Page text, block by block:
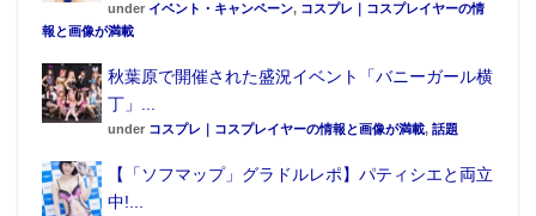
under イベント・キャンペーン, コスプレ｜コスプレイヤーの情
報と画像が満載
秋葉原で開催された盛況イベント「バニーガール横
丁」...
under コスプレ｜コスプレイヤーの情報と画像が満載, 話題
【「ソフマップ」グラドルレポ】パティシエと両立
中!...